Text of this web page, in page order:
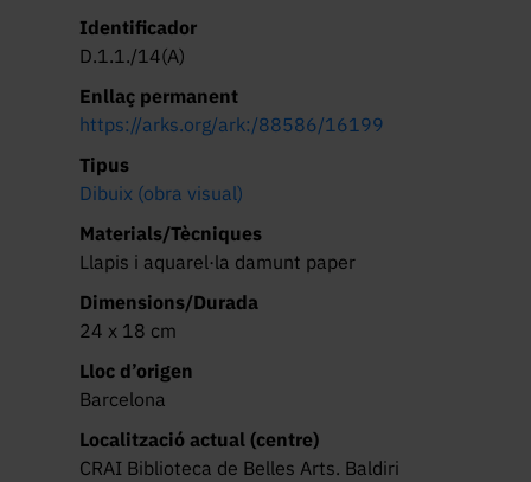
Identificador
D.1.1./14(A)
Enllaç permanent
https://arks.org/ark:/88586/16199
Tipus
Dibuix (obra visual)
Materials/Tècniques
Llapis i aquarel·la damunt paper
Dimensions/Durada
24 x 18 cm
Lloc d’origen
Barcelona
Localització actual (centre)
CRAI Biblioteca de Belles Arts. Baldiri